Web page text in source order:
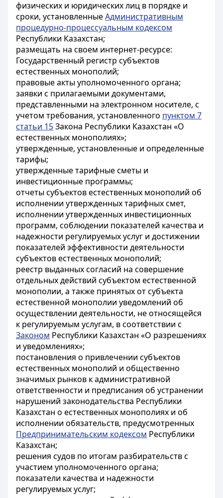
физических и юридических лиц в порядке и
сроки, установленныеАдминистративным
процедурно-процессуальным кодексом
Республики Казахстан;
размещать на своем интернет-ресурсе:
Государственный регистр субъектов
естественных монополий;
правовые акты уполномоченного органа;
заявки с прилагаемыми документами,
представленными на электронном носителе, с
учетом требования, установленного пунктом 7
статьи 15Закона Республики Казахстан «О
естественных монополиях»;
утвержденные, установленные и определенные
тарифы;
утвержденные тарифные сметы и
инвестиционные программы;
отчеты субъектов естественных монополий об
исполнении утвержденных тарифных смет,
исполнении утвержденных инвестиционных
программ, соблюдении показателей качества и
надежности регулируемых услуг и достижении
показателей эффективности деятельности
субъектов естественных монополий;
реестр выданных согласий на совершение
отдельных действий субъектом естественной
монополии, а также принятых от субъекта
естественной монополии уведомлений об
осуществлении деятельности, не относящейся
к регулируемым услугам, в соответствии с
Законом Республики Казахстан «О разрешениях
и уведомлениях»;
постановления о привлечении субъектов
естественных монополий и общественно
значимых рынков к административной
ответственности и предписания об устранении
нарушений законодательства Республики
Казахстан о естественных монополиях и об
исполнении обязательств, предусмотренных
Предпринимательским кодексом Республики
Казахстан;
решения судов по итогам разбирательств с
участием уполномоченного органа;
показатели качества и надежности
регулируемых услуг;